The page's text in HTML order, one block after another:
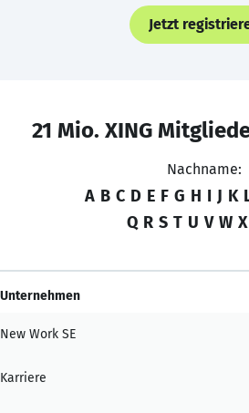
Jetzt
21 Mio. XING
Nachname:
A B C D E F G H I J K
Q R S T U V W X
Unternehmen
New Work SE
Karriere